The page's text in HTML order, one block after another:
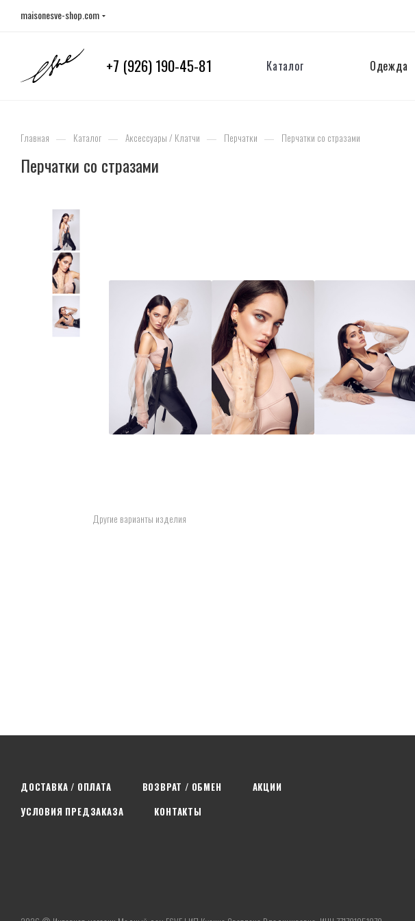
maisonesve-shop.com
+7 (926) 190-45-81 Каталог Одежда
Главная — Каталог — Аксессуары / Клатчи — Перчатки — Перчатки со стразами
Перчатки со стразами
Другие варианты изделия
ДОСТАВКА / ОПЛАТА ВОЗВРАТ / ОБМЕН
АКЦИИ
УСЛОВИЯ ПРЕДЗАКАЗА
КОНТАКТЫ